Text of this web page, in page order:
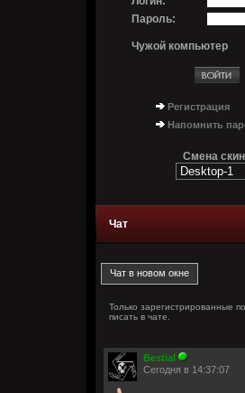
Пароль:
Чужой компьютер
Регистрация
Напомнить
Смена
Чат
Только зарегистрированные
писать в чате.
Bestial
Сегодня в 14:37:07